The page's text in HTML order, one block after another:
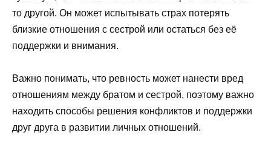
то другой. Он может испытывать страх потерять
близкие отношения с сестрой или остаться без её
поддержки и внимания.
Важно понимать, что ревность может нанести вред
отношениям между братом и сестрой, поэтому важно
находить способы решения конфликтов и поддержки
друг друга в развитии личных отношений.